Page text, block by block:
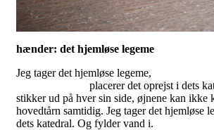
hænder: det hjemløse legeme
Jeg tager det
placerer det oprejst i dets
stikker ud på hver sin side, øjnene kan ikke
hovedtårn samtidig. Jeg tager det hjemløse
dets katedral. Og fylder vand i.